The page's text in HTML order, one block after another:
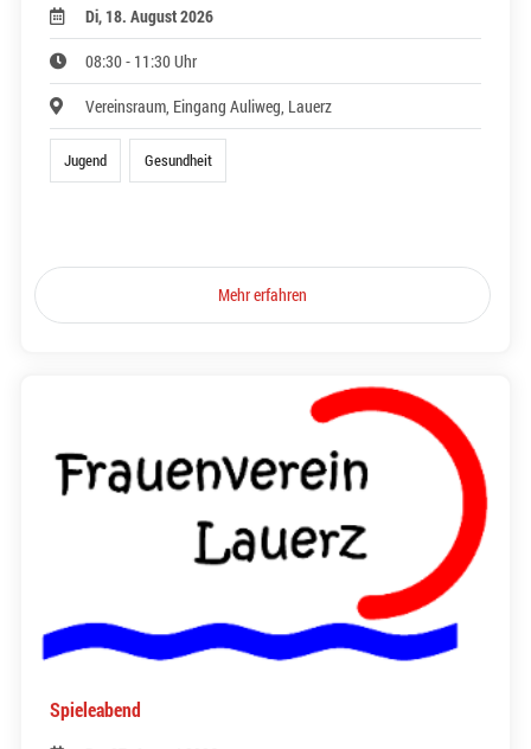
Di, 18. August 2026
08:30 - 11:30 Uhr
Vereinsraum, Eingang Auliweg, Lauerz
Jugend Gesundheit
Mehr erfahren
Spieleabend